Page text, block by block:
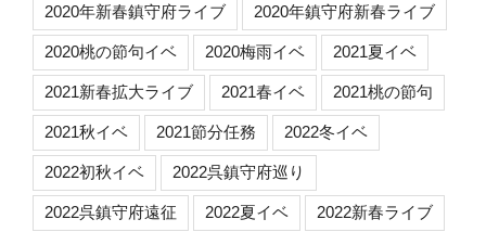
2020年新春鎮守府ライブ 2020年鎮守府新春ライブ
2020桃の節句イベ 2020梅雨イベ 2021夏イベ
2021新春拡大ライブ 2021春イベ 2021桃の節句
2021秋イベ 2021節分任務 2022冬イベ
2022初秋イベ 2022呉鎮守府巡り
2022呉鎮守府遠征 2022夏イベ 2022新春ライブ